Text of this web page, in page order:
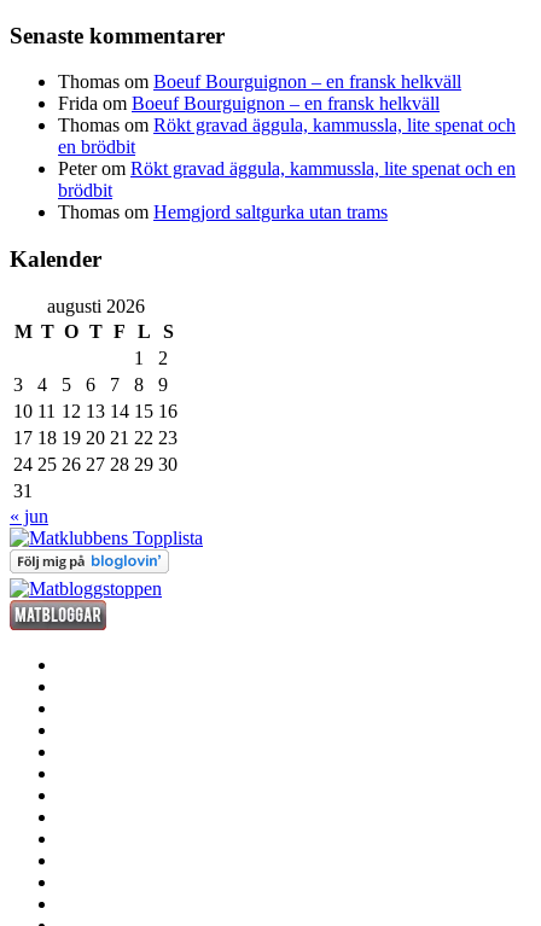
Senaste kommentarer
Thomas om Boeuf Bourguignon – en fransk helkväll
Frida om Boeuf Bourguignon – en fransk helkväll
Thomas om Rökt gravad äggula, kammussla, lite spenat och
en brödbit
Peterom Rökt gravad äggula, kammussla, lite spenat och en
brödbit
Thomas om Hemgjord saltgurka utan trams
Kalender
augusti 2026
M T O T F L
S
1
2
3
4 5 6 7 8
9
10 11 12 13 14 15 16
17 18 19 20 21 22 23
24 25 26 27 28 29 30
31
« jun